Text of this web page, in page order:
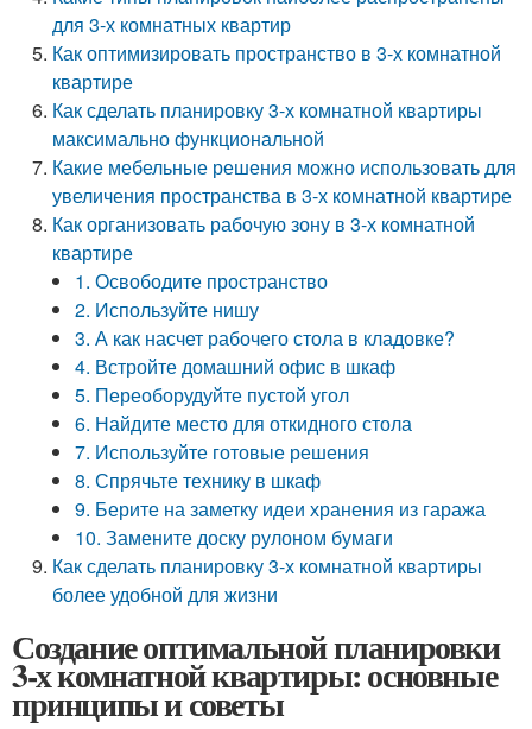
для 3-х комнатных квартир
Как оптимизировать пространство в 3-х комнатной
квартире
Как сделать планировку 3-х комнатной квартиры
максимально функциональной
Какие мебельные решения можно использовать для
увеличения пространства в 3-х комнатной квартире
Как организовать рабочую зону в 3-х комнатной
квартире
1. Освободите пространство
2. Используйте нишу
3. А как насчет рабочего стола в кладовке?
4. Встройте домашний офис в шкаф
5. Переоборудуйте пустой угол
6. Найдите место для откидного стола
7. Используйте готовые решения
8. Спрячьте технику в шкаф
9. Берите на заметку идеи хранения из гаража
10. Замените доску рулоном бумаги
Как сделать планировку 3-х комнатной квартиры
более удобной для жизни
Создание оптимальной планировки
3-х комнатной квартиры: основные
принципы и советы